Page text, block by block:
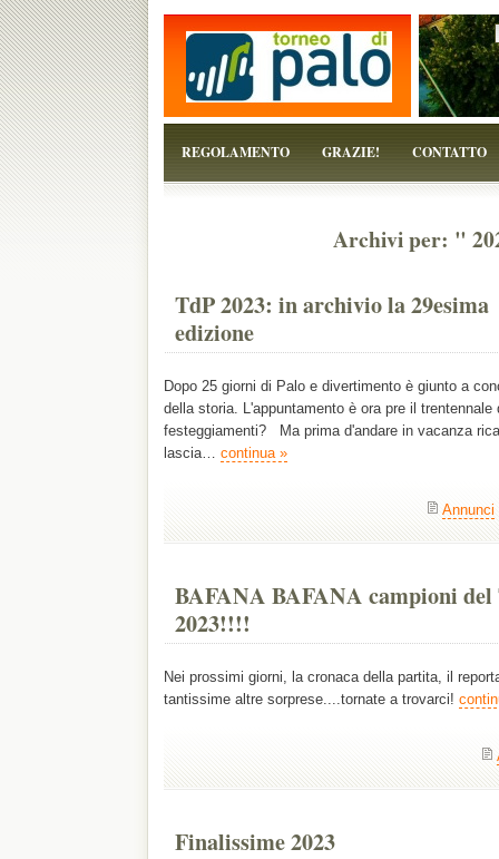
REGOLAMENTO GRAZIE! CONTATTO
Archivi per: "
TdP 2023: in archivio la 29esima
edizione
Dopo 25 giorni di Palo e divertimento è giunto a
della storia. L'appuntamento è ora pre il
festeggiamenti? Ma prima d'andare in vacanza
lascia… continua »
Annunci
BAFANA BAFANA campioni del
2023!!!!
Nei prossimi giorni, la cronaca della partita, il
tantissime altre sorprese....tornate a trovarci!
Finalissime 2023